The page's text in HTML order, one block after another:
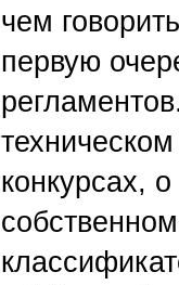
чем
первую
конкурсах,